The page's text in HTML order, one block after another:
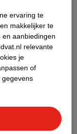
als belangrijk
helpen om vlakker,
ervaring te
makkelijker te
aanbiedingen
relevante
je
of
gegevens